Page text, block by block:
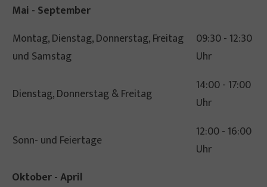
Mai - September
Montag, Dienstag, Donnerstag, Freitag
und Samstag
09:30 - 12:30
Uhr
Dienstag, Donnerstag & Freitag
14:00 - 17:00
Uhr
Sonn- und Feiertage
12:00 - 16:00
Uhr
Oktober - April